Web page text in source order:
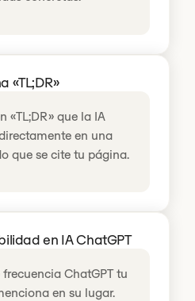
«TL;DR»
«TL;DR» que la IA
en una
que se cite tu página.
en IA ChatGPT
ChatGPT tu
en su lugar.